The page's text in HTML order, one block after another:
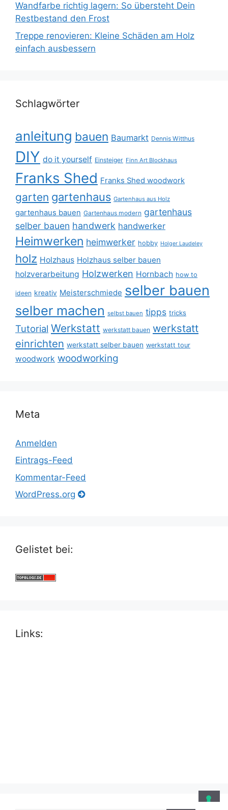
Wandfarbe richtig lagern: So übersteht Dein
Restbestand den Frost
Treppe renovieren: Kleine Schäden am Holz
einfach ausbessern
Schlagwörter
anleitung bauen Baumarkt Dennis Witthus
DIY do it yourself Einsteiger Finn Art Blockhaus
Franks Shed Franks Shed woodwork
garten gartenhaus Gartenhaus aus Holz
gartenhaus bauen Gartenhaus modern gartenhaus
selber bauen handwerk handwerker
Heimwerken heimwerker hobby Holger Laudeley
holz Holzhaus Holzhaus selber bauen
holzverarbeitung Holzwerken Hornbach how to
ideen kreativ Meisterschmiede selber bauen
selber machen selbst bauen tipps tricks
Tutorial Werkstatt werkstatt bauen werkstatt
einrichten werkstatt selber bauen werkstatt tour
woodwork woodworking
Meta
Anmelden
Eintrags-Feed
Kommentar-Feed
WordPress.org
Gelistet bei:
Links: